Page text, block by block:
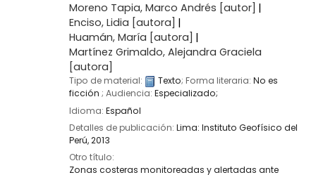
Moreno Tapia, Marco Andrés [autor]
Enciso, Lidia [autora]
Huamán, María [autora]
Martínez Grimaldo, Alejandra Graciela
[autora]
Tipo de material: Texto; Forma literaria: No es
ficción ; Audiencia: Especializado;
Idioma: Español
Detalles de publicación: Lima: Instituto Geofísico del
Perú,2013
Otro título:
Zonas costeras monitoreadas y alertadas ante